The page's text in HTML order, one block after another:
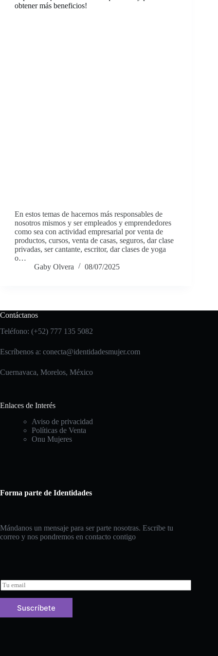
obtener más beneficios!
En estos temas de hacernos más responsables de
nosotros mismos y ser empleados y emprendedores
como sea con actividad empresarial por venta de
productos, cursos, venta de casas, seguros, dar clase
privadas, ser cantante, escritor, dar clases de yoga
o…
Gaby Olvera
08/07/2025
Contáctanos
Teléfono: (+52) 777 135 5082
Escríbenos a: conecta@identidadesmujer.com
Cuernavaca, Morelos, México
Enlaces de Interés
Aviso de privacidad
Políticas de Venta
Onu Mujeres
Forma parte de Identidades
Mándanos un mensaje para ser parte nosotras. Escribe tu
correo y nos pondremos en contacto contigo
E
m
a
l
Suscríbete